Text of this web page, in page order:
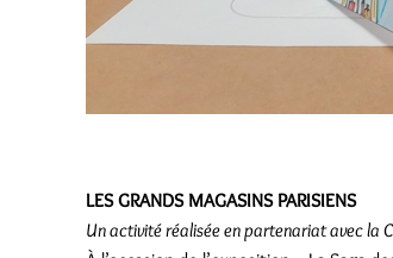
LES GRANDS MAGASINS PARISIENS
Un activité réalisée en partenariat avec la